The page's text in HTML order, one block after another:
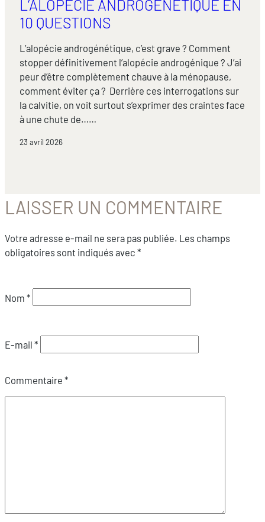
L’ALOPÉCIE ANDROGÉNÉTIQUE EN
10 QUESTIONS
L’alopécie androgénétique, c’est grave ? Comment
stopper définitivement l’alopécie androgénique ? J’ai
peur d’être complètement chauve à la ménopause,
comment éviter ça ? Derrière ces interrogations sur
la calvitie, on voit surtout s’exprimer des craintes face
à une chute de……
23 avril 2026
LAISSER UN COMMENTAIRE
Votre adresse e-mail ne sera pas publiée. Les champs
obligatoires sont indiqués avec *
Nom *
E-mail *
Commentaire *